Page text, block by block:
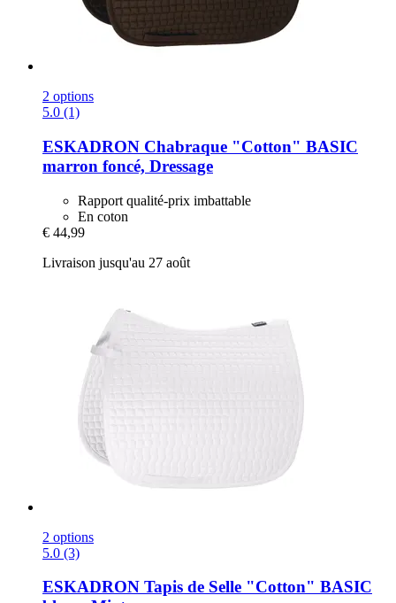
2 options
5.0 (1)
ESKADRON Chabraque "Cotton" BASIC
marron foncé, Dressage
Rapport qualité-prix imbattable
En coton
€ 44,99
Livraison jusqu'au 27 août
2 options
5.0 (3)
ESKADRON Tapis de Selle "Cotton" BASIC